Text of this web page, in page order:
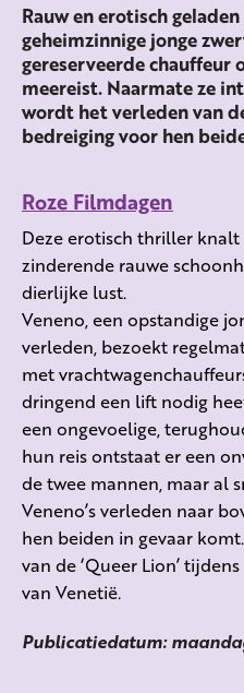
Rauw en erotisch
geheimzinnige jonge
gereserveerde chauffeur
meereist. Naarmate ze
wordt het verleden van
bedreiging voor hen
Roze Filmdagen
Deze erotisch thriller
zinderende rauwe
dierlijke lust.
Veneno, een opstandige
verleden, bezoekt
met
dringend een lift nodig
een ongevoelige,
hun reis ontstaat er een
de twee mannen, maar al
Veneno’s verleden naar
hen beiden in gevaar
van de ‘Queer Lion’
van Venetië.
Publicatiedatum: